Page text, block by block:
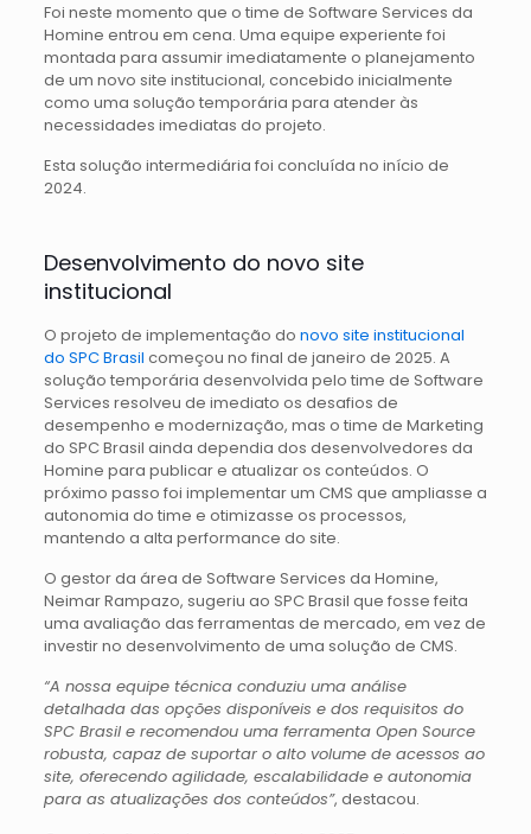
Foi neste momento que o time de Software Services da
Homine entrou em cena. Uma equipe experiente foi
montada para assumir imediatamente o planejamento
de um novo site institucional, concebido inicialmente
como uma solução temporária para atender às
necessidades imediatas do projeto.
Esta solução intermediária foi concluída no início de
2024.
Desenvolvimento do novo site
institucional
O projeto de implementação do novo site institucional
do SPC Brasil começou no final de janeiro de 2025. A
solução temporária desenvolvida pelo time de Software
Services resolveu de imediato os desafios de
desempenho e modernização, mas o time de Marketing
do SPC Brasil ainda dependia dos desenvolvedores da
Homine para publicar e atualizar os conteúdos. O
próximo passo foi implementar um CMS que ampliasse a
autonomia do time e otimizasse os processos,
mantendo a alta performance do site.
O gestor da área de Software Services da Homine,
Neimar Rampazo, sugeriu ao SPC Brasil que fosse feita
uma avaliação das ferramentas de mercado, em vez de
investir no desenvolvimento de uma solução de CMS.
“A nossa equipe técnica conduziu uma análise
detalhada das opções disponíveis e dos requisitos do
SPC Brasil e recomendou uma ferramenta Open Source
robusta, capaz de suportar o alto volume de acessos ao
site, oferecendo agilidade, escalabilidade e autonomia
para as atualizações dos conteúdos”, destacou.